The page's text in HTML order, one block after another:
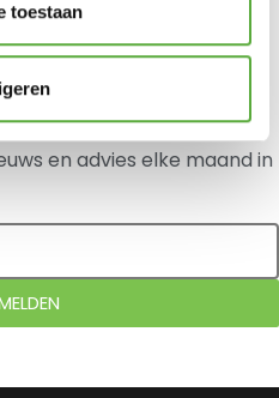
toestaan
nieuwsbrief
en advies elke maand in